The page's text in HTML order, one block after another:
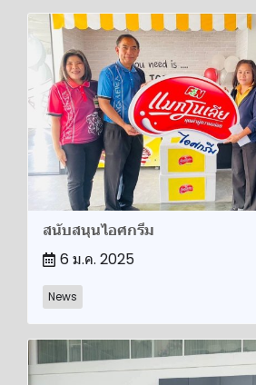
สนับสนุนไอศกรีม
6 ม.ค. 2025
News